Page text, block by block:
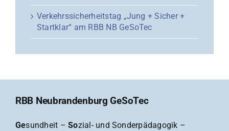
Verkehrssicherheitstag „Jung + Sicher +
Startklar“ am RBB NB GeSoTec
RBB Neubrandenburg GeSoTec
Gesundheit –Sozial- und Sonderpädagogik –